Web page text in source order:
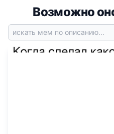
Возможно